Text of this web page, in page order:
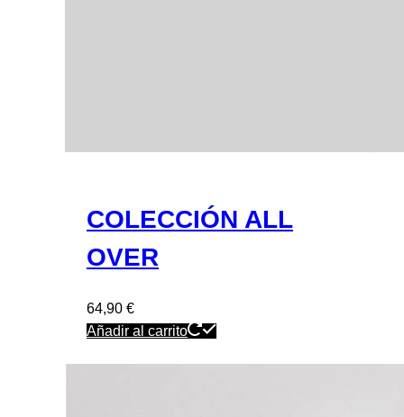
COLECCIÓN ALL
OVER
64,90 €
Añadir al carrito